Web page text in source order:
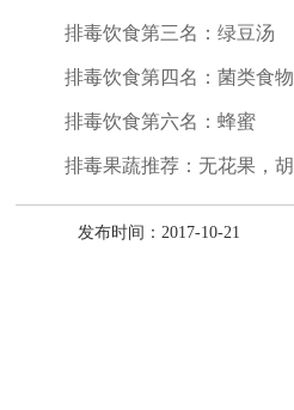
排毒饮食第三名：绿豆汤
排毒饮食第四名：菌类食物
排毒饮食第六名：蜂蜜
排毒果蔬推荐：无花果，胡
发布时间：2017-10-21